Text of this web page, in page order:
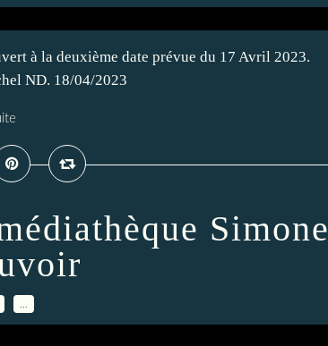
à la deuxième date prévue du 17 Avril 2023.
ND. 18/04/2023
Simone